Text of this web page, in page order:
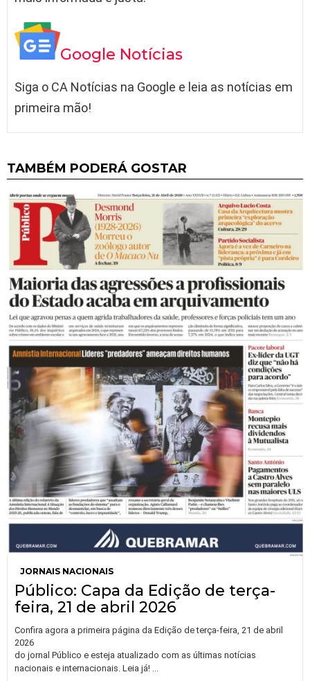
Google Notícias
Siga o CA Notícias na Google e leia as notícias em
primeira mão!
TAMBÉM PODERÁ GOSTAR
JORNAIS NACIONAIS
Público: Capa da Edição de terça-
feira, 21 de abril 2026
Confira agora a primeira página da Edição de terça-feira, 21 de abril
2026
do jornal Público e esteja atualizado com as últimas notícias
nacionais e internacionais. Leia já!